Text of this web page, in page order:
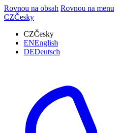
Rovnou na obsah Rovnou na menu
CZČesky
CZČesky
ENEnglish
DEDeutsch